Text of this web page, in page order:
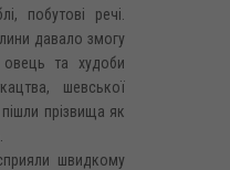
побутові речі.
давало змогу
та худоби
шевської
прізвища як
швидкому